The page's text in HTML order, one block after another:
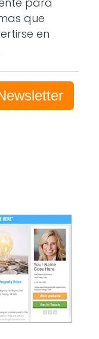
que
en